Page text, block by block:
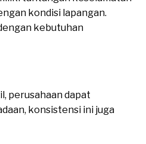
kondisi lapangan.
kebutuhan
perusahaan dapat
konsistensi ini juga